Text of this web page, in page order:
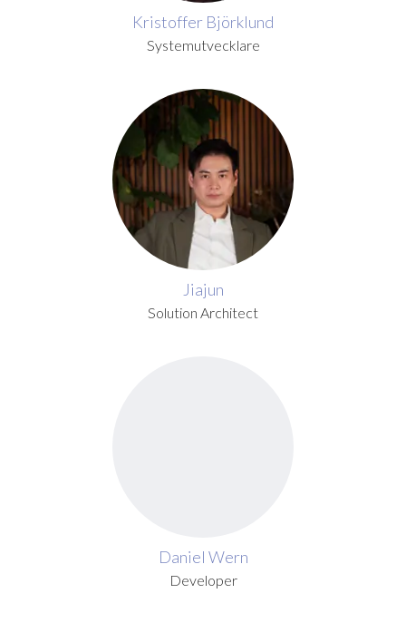
Kristoffer Björklund
Systemutvecklare
Jiajun
Solution Architect
Daniel Wern
Developer